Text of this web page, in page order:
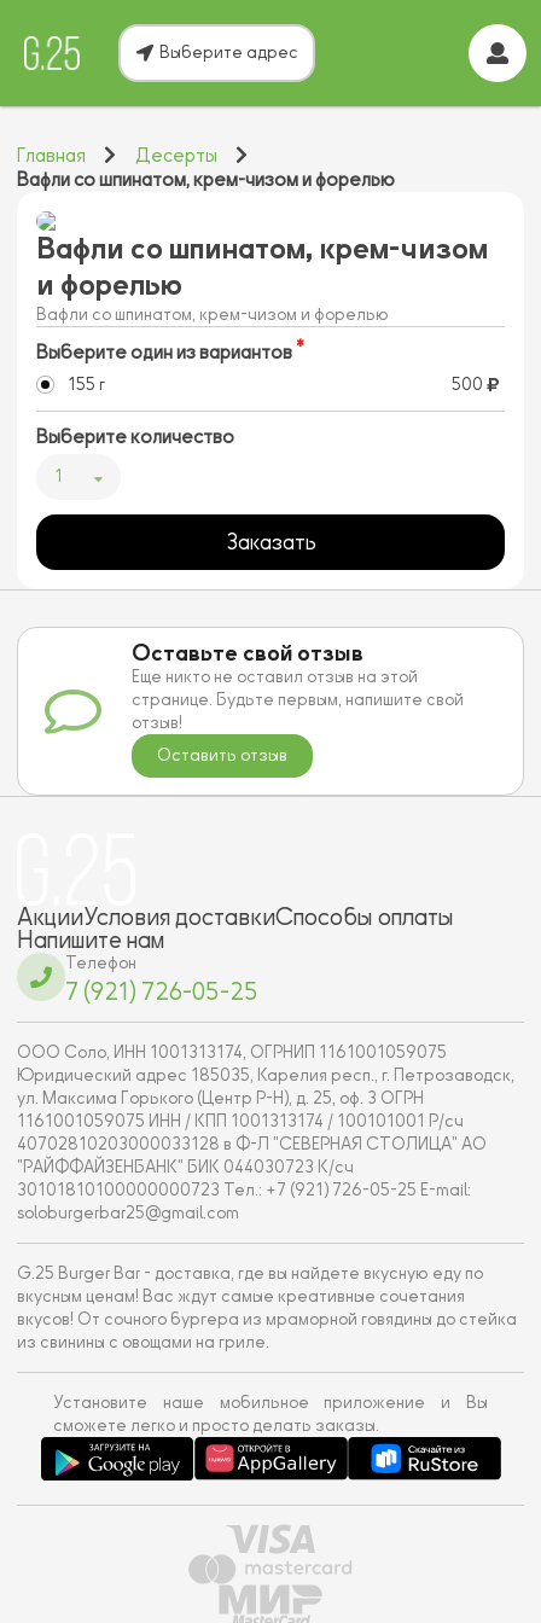
Выберите адрес
Главная
Десерты
Вафли со шпинатом, крем-чизом и форелью
Вафли со шпинатом, крем-чизом
и форелью
Вафли со шпинатом, крем-чизом и форелью
Выберите один из вариантов
155 г 500
Выберите количество
1
Заказать
Оставьте свой отзыв
Еще никто не оставил отзыв на этой
странице. Будьте первым, напишите свой
отзыв!
Оставить отзыв
АкцииУсловия доставкиСпособы оплаты
Напишите нам
Телефон
7 (921) 726-05-25
ООО Соло, ИНН 1001313174, ОГРНИП 1161001059075
Юридический адрес 185035, Карелия респ., г. Петрозаводск,
ул. Максима Горького (Центр Р-Н), д. 25, оф. 3 ОГРН
1161001059075 ИНН / КПП 1001313174 / 100101001 Р/сч
40702810203000033128 в Ф-Л "СЕВЕРНАЯ СТОЛИЦА" АО
"РАЙФФАЙЗЕНБАНК" БИК 044030723 К/сч
30101810100000000723 Тел.: +7 (921) 726-05-25 E-mail:
soloburgerbar25@gmail.com
G.25 Burger Bar - доставка, где вы найдете вкусную еду по
вкусным ценам! Вас ждут самые креативные сочетания
вкусов! От сочного бургера из мраморной говядины до стейка
из свинины с овощами на гриле.
Установите наше мобильное приложение и Вы
сможете легко и просто делать заказы.